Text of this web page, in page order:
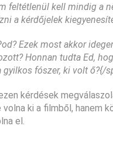
feltétlenül kell mindig a
a kérdőjelek
Ezek most akkor
Honnan tudta Ed,
fószer, ki volt ő?{/
kérdések
ki a filmből, hanem
el.